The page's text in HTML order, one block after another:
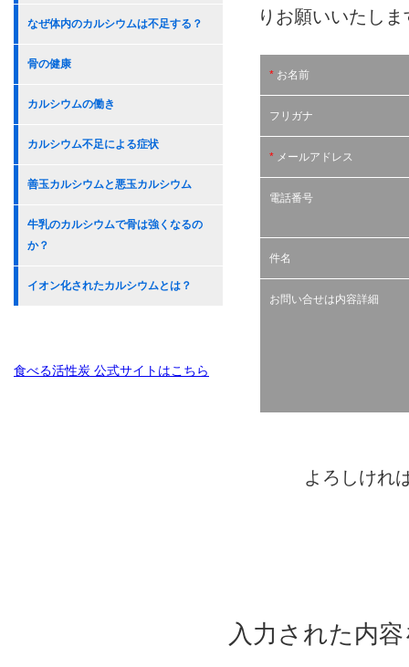
なぜ体内のカルシウムは不足する？
骨の健康
カルシウムの働き
カルシウム不足による症状
善玉カルシウムと悪玉カルシウム
牛乳のカルシウムで骨は強くなるの
か？
イオン化されたカルシウムとは？
食べる活性炭 公式サイトはこちら
りお願いいたしま
*お名前
フリガナ
*メールアドレス
電話番号
件名
お問い合せは内容詳細
よろしけれ
入力された内